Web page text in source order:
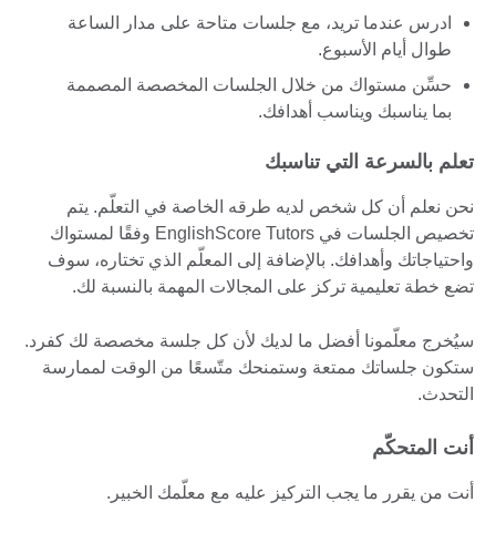
ادرس عندما تريد، مع جلسات متاحة على مدار الساعة
طوال أيام الأسبوع.
حسِّن مستواك من خلال الجلسات المخصصة المصممة
بما يناسبك ويناسب أهدافك.
تعلم بالسرعة التي تناسبك
نحن نعلم أن كل شخص لديه طرقه الخاصة في التعلّم. يتم
تخصيص الجلسات في EnglishScore Tutors وفقًا لمستواك
واحتياجاتك وأهدافك. بالإضافة إلى المعلّم الذي تختاره، سوف
تضع خطة تعليمية تركز على المجالات المهمة بالنسبة لك.
سيُخرج معلّمونا أفضل ما لديك لأن كل جلسة مخصصة لك كفرد.
ستكون جلساتك ممتعة وستمنحك متّسعًا من الوقت لممارسة
التحدث.
أنت المتحكّم
أنت من يقرر ما يجب التركيز عليه مع معلّمك الخبير.